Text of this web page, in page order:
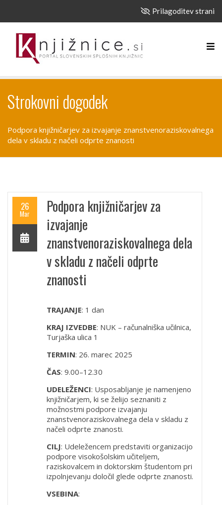
Prilagoditev strani
Strokovni dogodek
Podpora knjižničarjev za izvajanje znanstvenoraziskovalnega
dela v skladu z načeli odprte znanosti
26
Mar
Podpora knjižničarjev za
izvajanje
znanstvenoraziskovalnega dela
v skladu z načeli odprte
znanosti
TRAJANJE: 1 dan
KRAJ IZVEDBE: NUK – računalniška učilnica,
Turjaška ulica 1
TERMIN: 26. marec 2025
ČAS: 9.00–12.30
UDELEŽENCI: Usposabljanje je namenjeno
knjižničarjem, ki se želijo seznaniti z
možnostmi podpore izvajanju
znanstvenoraziskovalnega dela v skladu z
načeli odprte znanosti.
CILJ: Udeležencem predstaviti organizacijo
podpore visokošolskim učiteljem,
raziskovalcem in doktorskim študentom pri
izpolnjevanju določil glede odprte znanosti.
VSEBINA: